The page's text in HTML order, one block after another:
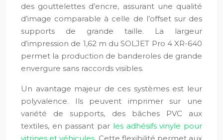
des gouttelettes d’encre, assurant une qualité
d’image comparable à celle de l’offset sur des
supports de grande taille. La largeur
d’impression de 1,62 m du SOLJET Pro 4 XR-640
permet la production de banderoles de grande
envergure sans raccords visibles.
Un avantage majeur de ces systèmes est leur
polyvalence. Ils peuvent imprimer sur une
variété de supports, des bâches PVC aux
textiles, en passant par les adhésifs vinyle pour